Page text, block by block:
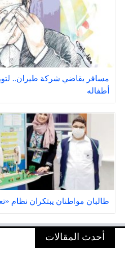
مسافر يقاضي شركة طيران..
أطفاله
طالبان مواطنان يبتكران نظام
أحدث المقالات